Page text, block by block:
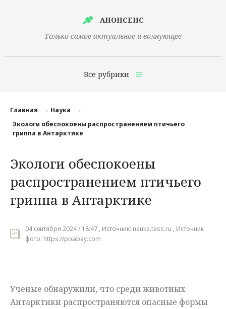
АНОНСЕНС
Только самое актуальное и волнующее
Все рубрики
Финансы
Наука
Культура
Общество
Мнения
Главная
Наука
Экологи обеспокоены распространением птичьего
гриппа в Антарктике
Экологи обеспокоены
распространением птичьего
гриппа в Антарктике
04 сентября 2024 / 18:47 , Источник: nauka.tass.ru , Источник
фото: https://pixabay.com
Ученые обнаружили, что среди животных
Антарктики распространяются опасные формы